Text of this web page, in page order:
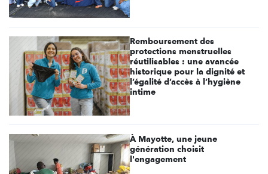
Remboursement des
protections menstruelles
réutilisables : une avancée
historique pour la dignité et
l’égalité d’accès à l’hygiène
intime
À Mayotte, une jeune
génération choisit
l'engagement